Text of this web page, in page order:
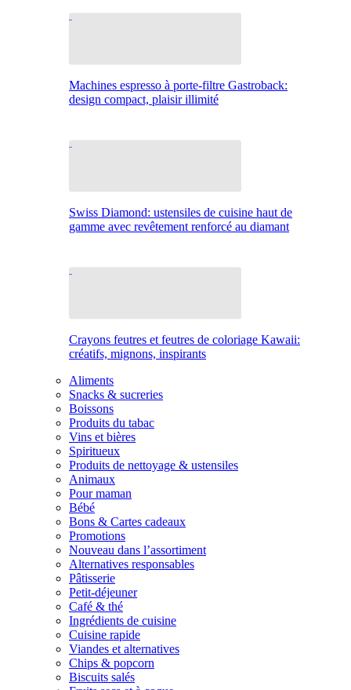
Machines espresso à porte-filtre Gastroback:
design compact, plaisir illimité
Swiss Diamond: ustensiles de cuisine haut de
gamme avec revêtement renforcé au diamant
Crayons feutres et feutres de coloriage Kawaii:
créatifs, mignons, inspirants
Aliments
Snacks & sucreries
Boissons
Produits du tabac
Vins et bières
Spiritueux
Produits de nettoyage & ustensiles
Animaux
Pour maman
Bébé
Bons & Cartes cadeaux
Promotions
Nouveau dans l’assortiment
Alternatives responsables
Pâtisserie
Petit-déjeuner
Café & thé
Ingrédients de cuisine
Cuisine rapide
Viandes et alternatives
Chips & popcorn
Biscuits salés